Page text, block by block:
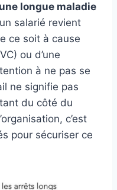
longue maladie
salarié revient
ce soit à cause
ou d’une
à ne pas se
ne signifie pas
du côté du
c’est
pour sécuriser ce